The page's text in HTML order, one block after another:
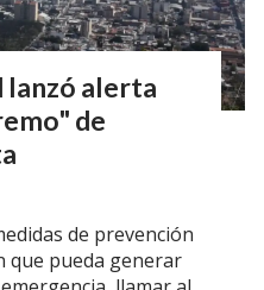
lanzó alerta
de
de prevención
que pueda generar